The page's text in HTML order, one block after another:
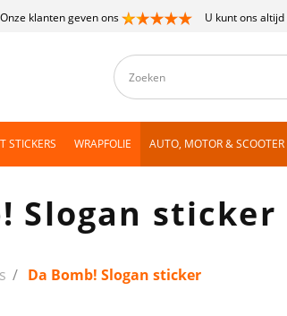
Onze klanten geven ons U kunt ons altijd
STICKERS WRAPFOLIE AUTO, MOTOR & SCOOTER
Slogan sticker
Da Bomb! Slogan sticker